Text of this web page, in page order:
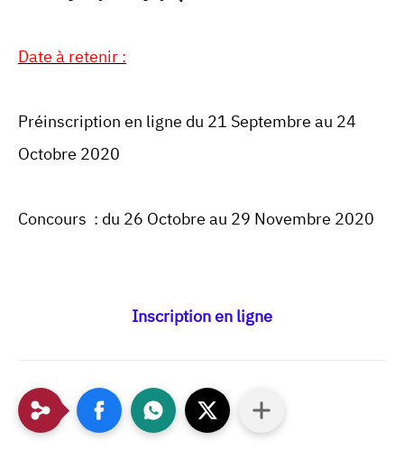
Date à retenir :
Préinscription en ligne du 21 Septembre au 24
Octobre 2020
Concours : du 26 Octobre au 29 Novembre 2020
Inscription en ligne